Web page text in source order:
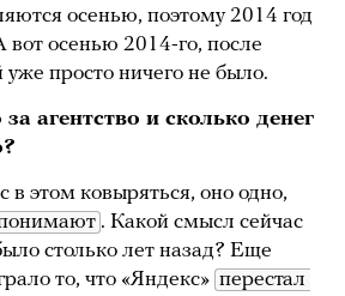
осенью, поэтому 2014 год
осенью 2014-го, после
просто ничего не было.
агентство и сколько денег
в этом ковыряться, оно одно,
. Какой смысл сейчас
столько лет назад? Еще
то, что «Яндекс» перестал